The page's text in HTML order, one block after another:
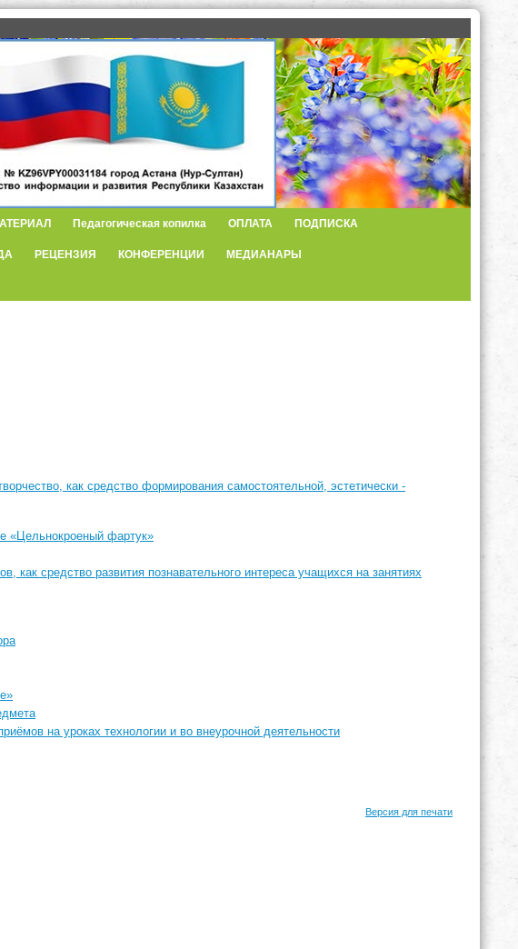
Педагогическая копилка ОПЛАТА ПОДПИСКА
РЕЦЕНЗИЯ КОНФЕРЕНЦИИ МЕДИАНАРЫ
как средство формирования самостоятельной, эстетически -
«Цельнокроеный фартук»
как средство развития познавательного интереса учащихся на занятиях
на уроках технологии и во внеурочной деятельности
Версия для печати